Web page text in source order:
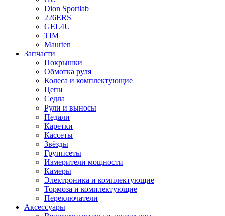
Dion Sportlab
226ERS
GEL4U
TIM
Maurten
Запчасти
Покрышки
Обмотка руля
Колеса и комплектующие
Цепи
Седла
Рули и выносы
Педали
Каретки
Кассеты
Звёзды
Группсеты
Измерители мощности
Камеры
Электроника и комплектующие
Тормоза и комплектующие
Переключатели
Аксессуары